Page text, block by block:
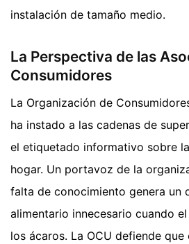
instalación de tamaño medio.
La Perspectiva de las
Consumidores
La Organización de
ha instado a las cadenas de
el etiquetado informativo sobre
hogar. Un portavoz de la
falta de conocimiento genera un
alimentario innecesario cuando
los ácaros. La OCU defiende